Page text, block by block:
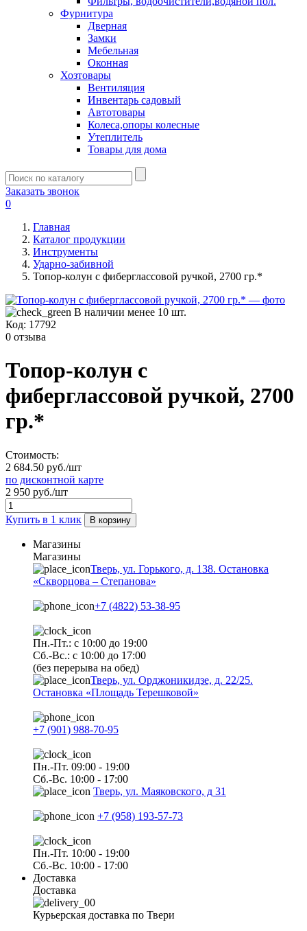
Фурнитура
Дверная
Замки
Мебельная
Оконная
Хозтовары
Вентиляция
Инвентарь садовый
Автотовары
Колеса,опоры колесные
Утеплитель
Товары для дома
Заказать звонок
0
Главная
Каталог продукции
Инструменты
Ударно-забивной
Топор-колун с фиберглассовой ручкой, 2700 гр.*
В наличии менее 10 шт.
Код: 17792
0 отзыва
Топор-колун с
фиберглассовой ручкой, 2700
гр.*
Стоимость:
2 684.50 руб./шт
по дисконтной карте
2 950 руб./шт
Купить в 1 клик В корзину
Магазины
Магазины
Тверь, ул. Горького, д. 138. Остановка
«Скворцова – Степанова»
+7 (4822) 53-38-95
Пн.-Пт.: с 10:00 до 19:00
Сб.-Вс.: с 10:00 до 17:00
(без перерыва на обед)
Тверь, ул. Орджоникидзе, д. 22/25.
Остановка «Площадь Терешковой»
+7 (901) 988-70-95
Пн.-Пт. 09:00 - 19:00
Сб.-Вс. 10:00 - 17:00
Тверь, ул. Маяковского, д 31
+7 (958) 193-57-73
Пн.-Пт. 10:00 - 19:00
Сб.-Вс. 10:00 - 17:00
Доставка
Доставка
Курьерская доставка по Твери